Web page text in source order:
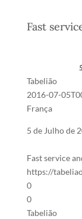
Fast
Tabelião
2016-07-
França
5 de Julho de
Fast service
https://
0
0
Tabelião